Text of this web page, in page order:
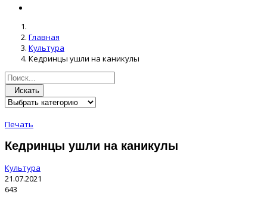
Главная
Культура
Кедринцы ушли на каникулы
Искать
Печать
Кедринцы ушли на каникулы
Культура
21.07.2021
643